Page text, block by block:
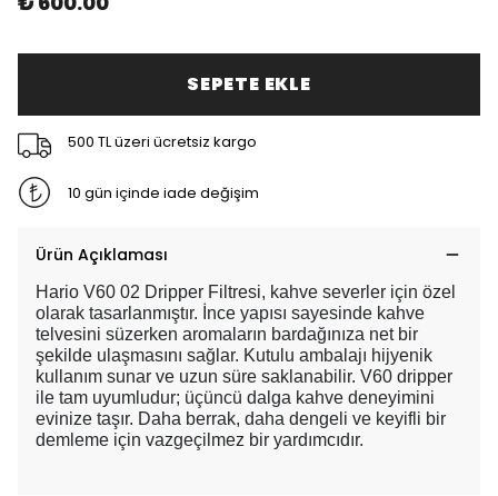
SEPETE EKLE
500 TL üzeri ücretsiz kargo
10 gün içinde iade değişim
Ürün Açıklaması
Hario V60 02 Dripper Filtresi, kahve severler için özel
olarak tasarlanmıştır. İnce yapısı sayesinde kahve
telvesini süzerken aromaların bardağınıza net bir
şekilde ulaşmasını sağlar. Kutulu ambalajı hijyenik
kullanım sunar ve uzun süre saklanabilir. V60 dripper
ile tam uyumludur; üçüncü dalga kahve deneyimini
evinize taşır. Daha berrak, daha dengeli ve keyifli bir
demleme için vazgeçilmez bir yardımcıdır.